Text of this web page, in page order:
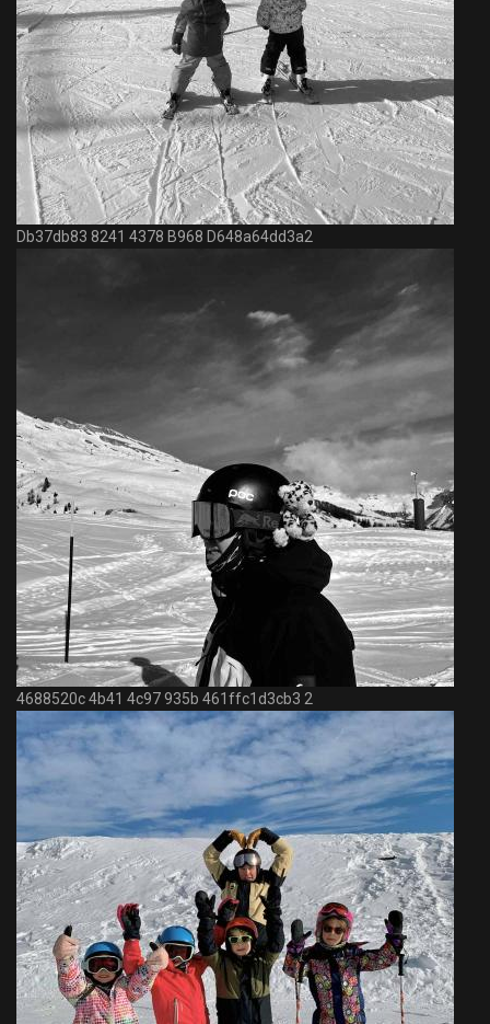
Db37db83 8241 4378 B968 D648a64dd3a2
4688520c 4b41 4c97 935b 461ffc1d3cb3 2